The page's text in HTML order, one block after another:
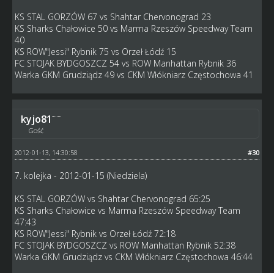
KS STAL GORZÓW 67 vs Shahtar Chervonograd 23
KS Sharks Chałowice 50 vs Marma Rzeszów Speedway Team
40
KS ROW"Jessi" Rybnik 75 vs Orzeł Łódź 15
FC STOJAK BYDGOSZCZ 54 vs ROW Manhattan Rybnik 36
Warka GKM Grudziądz 49 vs CKM Włókniarz Częstochowa 41
kyjo81
Gość
#30
2012-01-13, 14:30:58
7. kolejka - 2012-01-15 (Niedziela)
KS STAL GORZÓW vs Shahtar Chervonograd 65:25
KS Sharks Chałowice vs Marma Rzeszów Speedway Team
47:43
KS ROW"Jessi" Rybnik vs Orzeł Łódź 72:18
FC STOJAK BYDGOSZCZ vs ROW Manhattan Rybnik 52:38
Warka GKM Grudziądz vs CKM Włókniarz Częstochowa 46:44